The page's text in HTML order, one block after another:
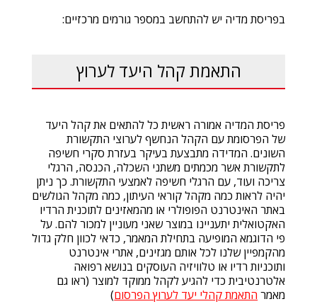
בפריסת מדיה יש להתחשב במספר גורמים מרכזיים:
התאמת קהל היעד לערוץ
פריסת המדיה אמורה ראשית כל להתאים את קהל היעד
של הפרסומת עם הקהל הנחשף לערוצי התקשורת
השונים. המדידה מתבצעת בעיקר בעזרת סקרי חשיפה
לתקשורת אשר מכמתים משתני השכלה, הכנסה, הרגלי
צריכה ועוד, עם הרגלי חשיפה לאמצעי התקשורת. כך ניתן
יהיה לראות כמה מקהל קוראי העיתון, כמה מקהל הגולשים
באתר האינטרנט הפופולרי או מהמאזינים לתוכנית הרדיו
האקטואלית יתעניינו במוצר שאני מעוניין למכור להם. על
פי הדוגמא המופיעה בתחילת המאמר, כדאי לכוון חלק גדול
מהקמפיין שלנו לכל אותם מגזינים, אתרי אינטרנט
ותוכניות רדיו או טלוויזיה העוסקים בנושא רפואה
אלטרנטיבית כדי להגיע לקהל ממוקד למוצר (ראו גם
מאמר התאמת קהלי יעד לערוץ הפרסום)